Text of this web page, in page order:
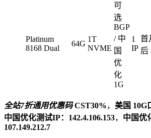
Platinum
8168 Dual
64G
1T
NVME
可
选
BGP
/ 中
国
优
化
1G
1
IP
首
后
全站7折通用优惠码 CST30%， 美国 10G
中国优化测试IP：142.4.106.153， 中国优
107.149.212.7